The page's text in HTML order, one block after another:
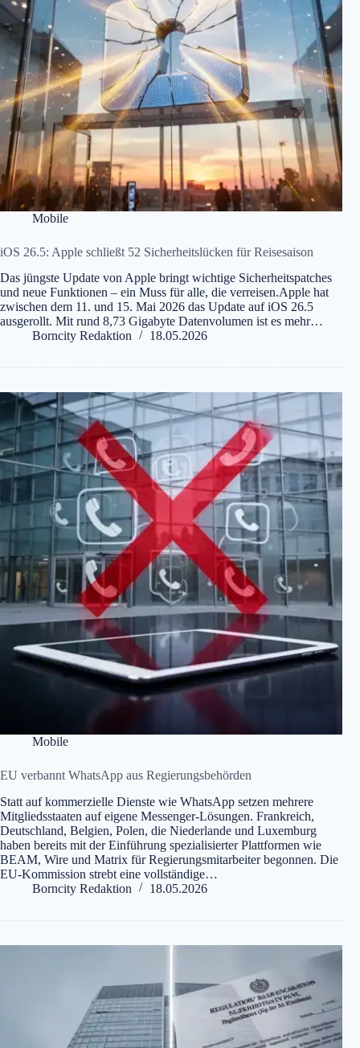
Mobile
iOS 26.5: Apple schließt 52 Sicherheitslücken für Reisesaison
Das jüngste Update von Apple bringt wichtige Sicherheitspatches
und neue Funktionen – ein Muss für alle, die verreisen.Apple hat
zwischen dem 11. und 15. Mai 2026 das Update auf iOS 26.5
ausgerollt. Mit rund 8,73 Gigabyte Datenvolumen ist es mehr…
Borncity Redaktion
18.05.2026
Mobile
EU verbannt WhatsApp aus Regierungsbehörden
Statt auf kommerzielle Dienste wie WhatsApp setzen mehrere
Mitgliedsstaaten auf eigene Messenger-Lösungen. Frankreich,
Deutschland, Belgien, Polen, die Niederlande und Luxemburg
haben bereits mit der Einführung spezialisierter Plattformen wie
BEAM, Wire und Matrix für Regierungsmitarbeiter begonnen. Die
EU-Kommission strebt eine vollständige…
Borncity Redaktion
18.05.2026